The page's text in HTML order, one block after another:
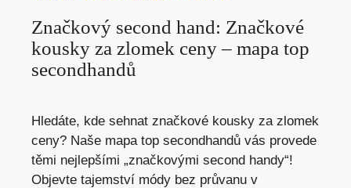
Značkový second hand: Značkové
kousky za zlomek ceny – mapa top
secondhandů
Hledáte, kde sehnat značkové kousky za zlomek
ceny? Naše mapa top secondhandů vás provede
těmi nejlepšími „značkovými second handy“!
Objevte tajemství módy bez průvanu v